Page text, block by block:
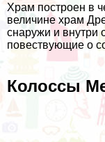
Храм построен в
величине храм
снаружи и внутри
повествующие о
Колоссы